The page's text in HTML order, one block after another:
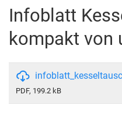
Infoblatt
kompakt von
PDF, 199.2 kB